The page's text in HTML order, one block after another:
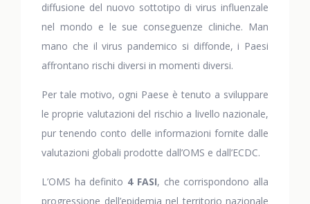
diffusione del nuovo sottotipo di virus influenzale
nel mondo e le sue conseguenze cliniche. Man
mano che il virus pandemico si diffonde, i Paesi
affrontano rischi diversi in momenti diversi.
Per tale motivo, ogni Paese è tenuto a sviluppare
le proprie valutazioni del rischio a livello nazionale,
pur tenendo conto delle informazioni fornite dalle
valutazioni globali prodotte dall’OMS e dall’ECDC.
L’OMS ha definito 4 FASI, che corrispondono alla
progressione dell’epidemia nel territorio nazionale